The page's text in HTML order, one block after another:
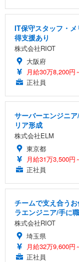
IT保守スタッフ・
得支援あり
株式会社RIOT
大阪府
月給30万8,200円
正社員
サーバーエンジニ
リア形成
株式会社ELM
東京都
月給31万3,500円
正社員
チームで支え合う
ラエンジニア/手に
株式会社RIOT
埼玉県
月給32万9,600円
正社員